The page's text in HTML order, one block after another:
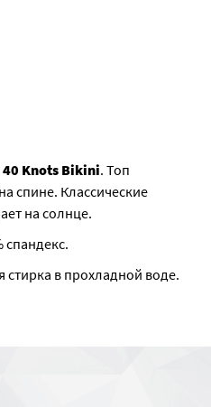
Knots Bikini. Топ
спине. Классические
на солнце.
спандекс.
стирка в прохладной воде.